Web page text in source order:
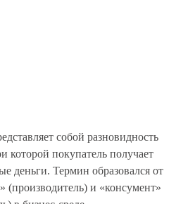
собой разновидность
которой покупатель получает
деньги. Термин образовался от
(производитель) и «консумент»